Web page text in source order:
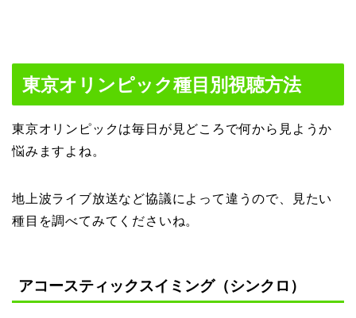
東京オリンピック種目別視聴方法
東京オリンピックは毎日が見どころで何から見ようか
悩みますよね。
地上波ライブ放送など協議によって違うので、見たい
種目を調べてみてくださいね。
アコースティックスイミング（シンクロ）